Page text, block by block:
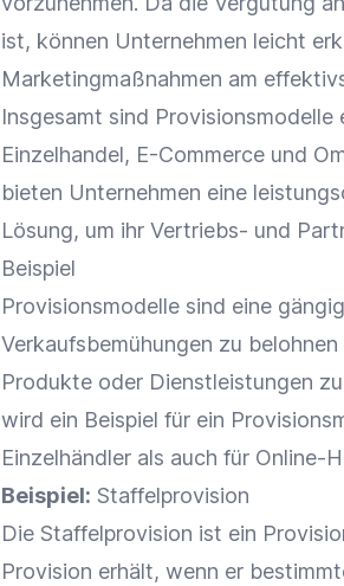
ist, können Unternehmen leicht
Marketingmaßnahmen am
Insgesamt sind
Einzelhandel, E-Commerce und
bieten Unternehmen eine
Lösung, um ihr Vertriebs- und
Beispiel
Provisionsmodelle sind eine
Verkaufsbemühungen zu
Produkte oder Dienstleistungen
wird ein Beispiel für ein
Einzelhändler als auch für Online-
Beispiel: Staffelprovision
Die Staffelprovision ist ein
Provision erhält, wenn er